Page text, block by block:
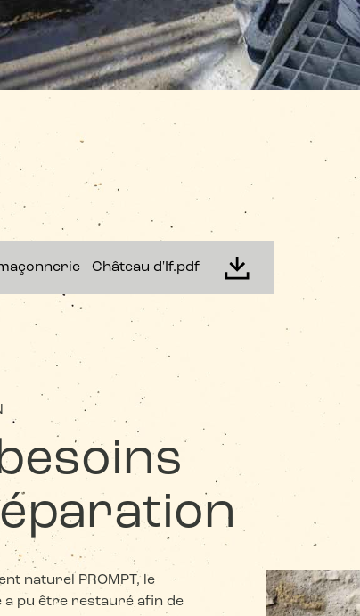
- Château d'If.pdf
naturel PROMPT, le
a pu être restauré afin de